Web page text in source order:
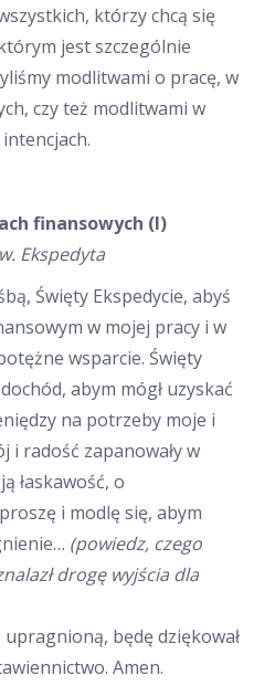
którzy chcą się
jest szczególnie
modlitwami o pracę, w
czy też modlitwami w
finansowych (I)
Ekspedyta
Święty Ekspedycie, abyś
w mojej pracy i w
wsparcie. Święty
abym mógł uzyskać
na potrzeby moje i
i radość zapanowały w
łaskawość, o
i modlę się, abym
(powiedz, czego
drogę wyjścia dla
będę dziękował
Amen.